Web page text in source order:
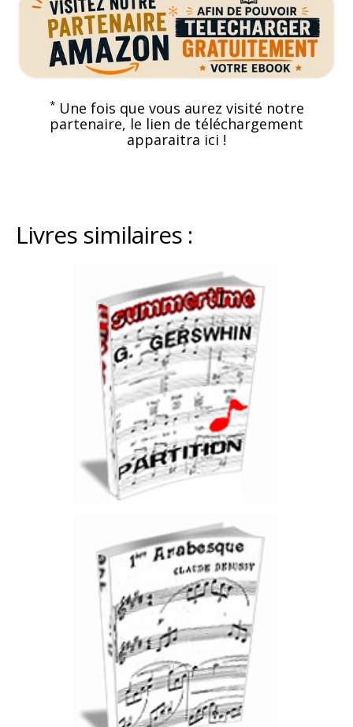
*Une fois que vous aurez visité notre
partenaire, le lien de téléchargement
apparaitra ici !
Livres similaires :